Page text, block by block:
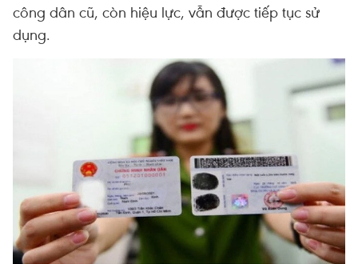
công dân cũ, còn hiệu lực, vẫn được tiếp tục sử
dụng.